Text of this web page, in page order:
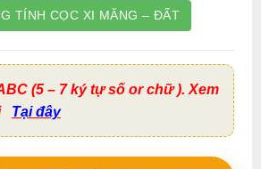
TÍNH CỌC XI MĂNG – ĐẤT
(5 – 7 ký tự số or chữ ). Xem
Tại đây